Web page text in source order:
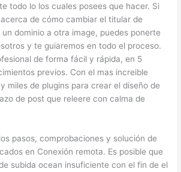
todo lo los cuales posees que hacer. Si
de cómo cambiar el titular de
dominio a otra image, puedes ponerte
y te guiaremos en todo el proceso.
de forma fácil y rápida, en 5
previos. Con el mas increible
miles de plugins para crear el diseño de
de post que releere con calma de
pasos, comprobaciones y solución de
en Conexión remota. Es posible que
subida ocean insuficiente con el fin de el